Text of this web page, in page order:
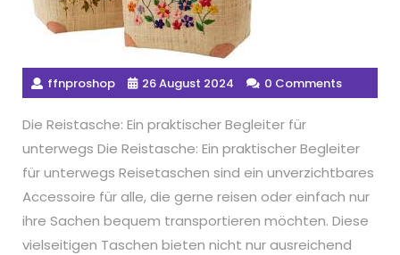
ffnproshop 26 August 2024 0 Comments
Die Reistasche: Ein praktischer Begleiter für
unterwegs Die Reistasche: Ein praktischer Begleiter
für unterwegs Reisetaschen sind ein unverzichtbares
Accessoire für alle, die gerne reisen oder einfach nur
ihre Sachen bequem transportieren möchten. Diese
vielseitigen Taschen bieten nicht nur ausreichend